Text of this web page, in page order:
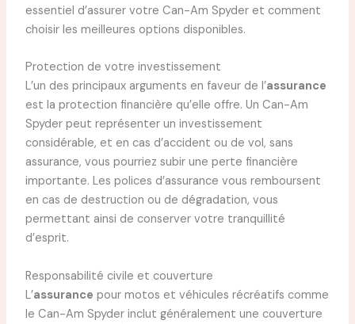
essentiel d’assurer votre Can-Am Spyder et comment
choisir les meilleures options disponibles.
Protection de votre investissement
L’un des principaux arguments en faveur de l’assurance
est la protection financière qu’elle offre. Un Can-Am
Spyder peut représenter un investissement
considérable, et en cas d’accident ou de vol, sans
assurance, vous pourriez subir une perte financière
importante. Les polices d’assurance vous remboursent
en cas de destruction ou de dégradation, vous
permettant ainsi de conserver votre tranquillité
d’esprit.
Responsabilité civile et couverture
L’assurance pour motos et véhicules récréatifs comme
le Can-Am Spyder inclut généralement une couverture